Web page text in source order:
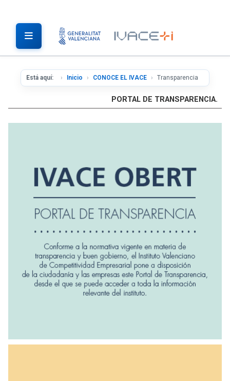
Está aquí: Inicio CONOCE EL IVACE Transparencia
PORTAL DE TRANSPARENCIA.